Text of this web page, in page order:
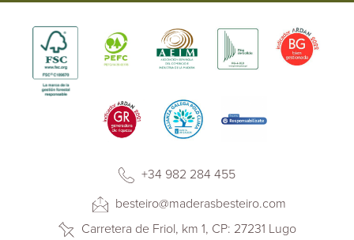
+34 982 284 455
besteiro@maderasbesteiro.com
Carretera de Friol, km 1, CP: 27231 Lugo